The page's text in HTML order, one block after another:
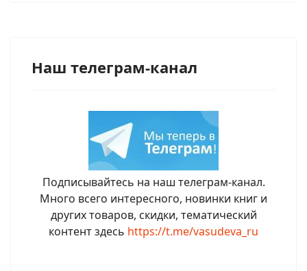
Наш телеграм-канал
Подписывайтесь на наш телеграм-канал.
Много всего интересного, новинки книг и
других товаров, скидки, тематический
контент здесь https://t.me/vasudeva_ru